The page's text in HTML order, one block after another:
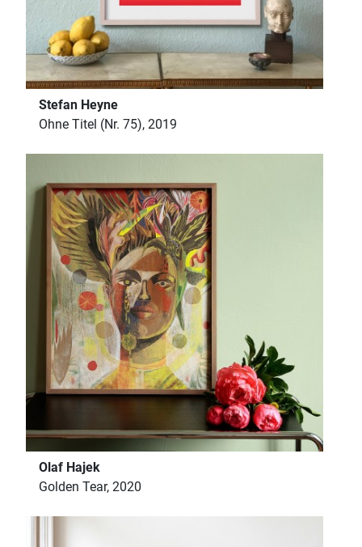
Stefan Heyne
Ohne Titel (Nr. 75), 2019
Olaf Hajek
Golden Tear, 2020